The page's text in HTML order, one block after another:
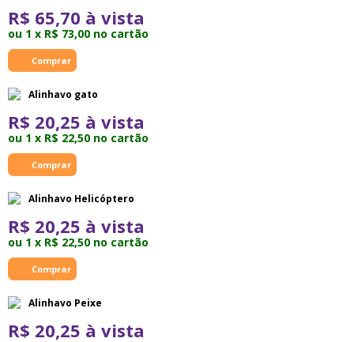
R$ 65,70 à vista
ou 1 x R$ 73,00 no cartão
Alinhavo gato
R$ 20,25 à vista
ou 1 x R$ 22,50 no cartão
Alinhavo Helicóptero
R$ 20,25 à vista
ou 1 x R$ 22,50 no cartão
Alinhavo Peixe
R$ 20,25 à vista